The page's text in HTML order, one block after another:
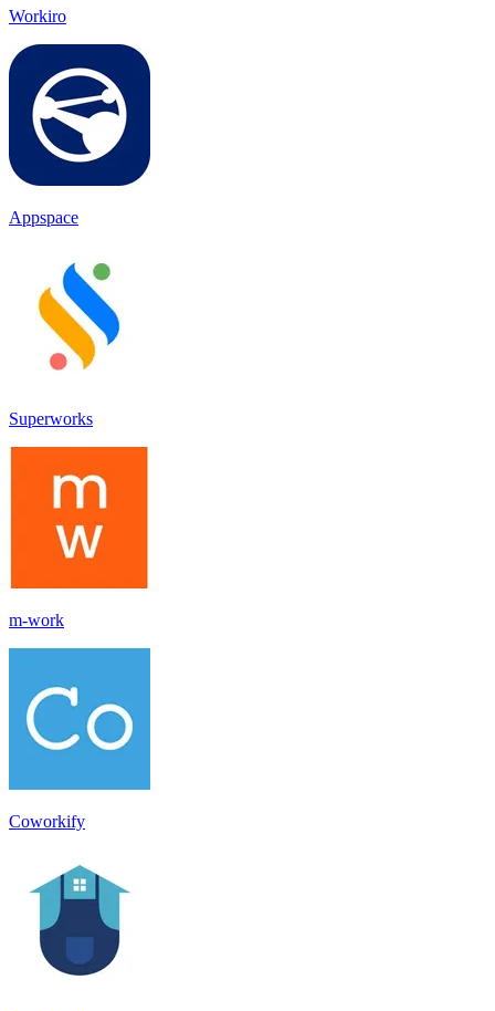
Workiro
Appspace
Superworks
m-work
Coworkify